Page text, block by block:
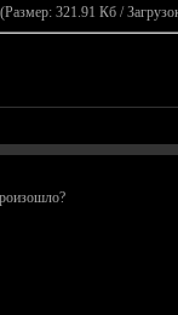
(Размер: 321.91 Кб /